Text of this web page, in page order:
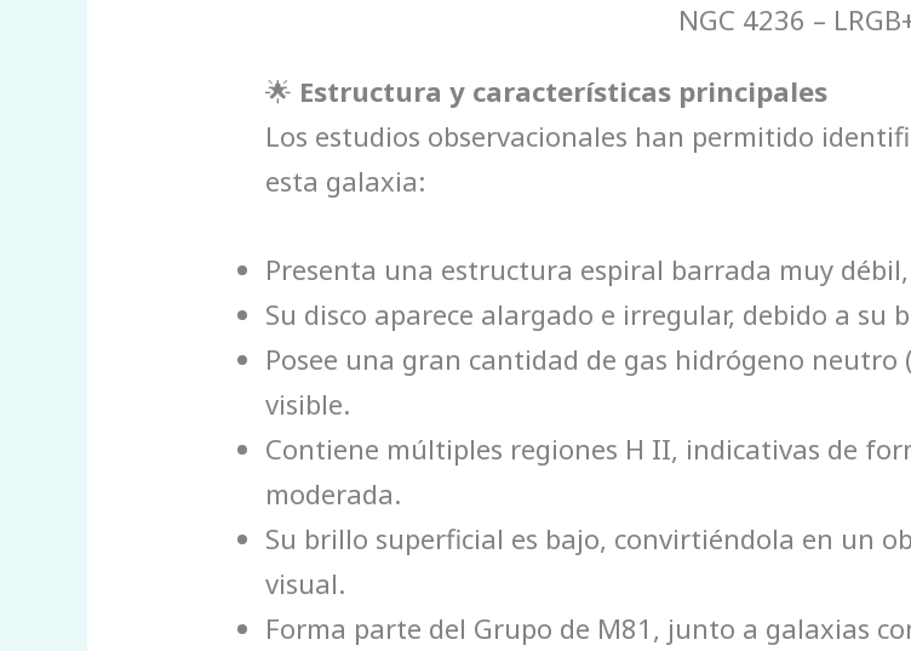
NGC 4236 –
🌟 Estructura y características principales
Los estudios observacionales han permitido
esta galaxia:
Presenta una estructura espiral barrada muy
Su disco aparece alargado e irregular, debido a su
Posee una gran cantidad de gas hidrógeno neutro
visible.
Contiene múltiples regiones H II, indicativas de
moderada.
Su brillo superficial es bajo, convirtiéndola en un
visual.
Forma parte del Grupo de M81, junto a galaxias